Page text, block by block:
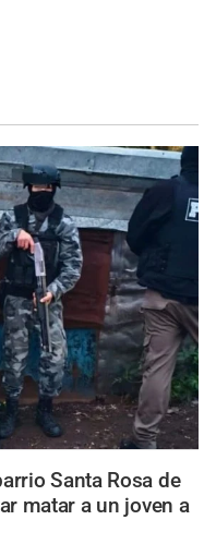
Santa Rosa de
matar a un joven a